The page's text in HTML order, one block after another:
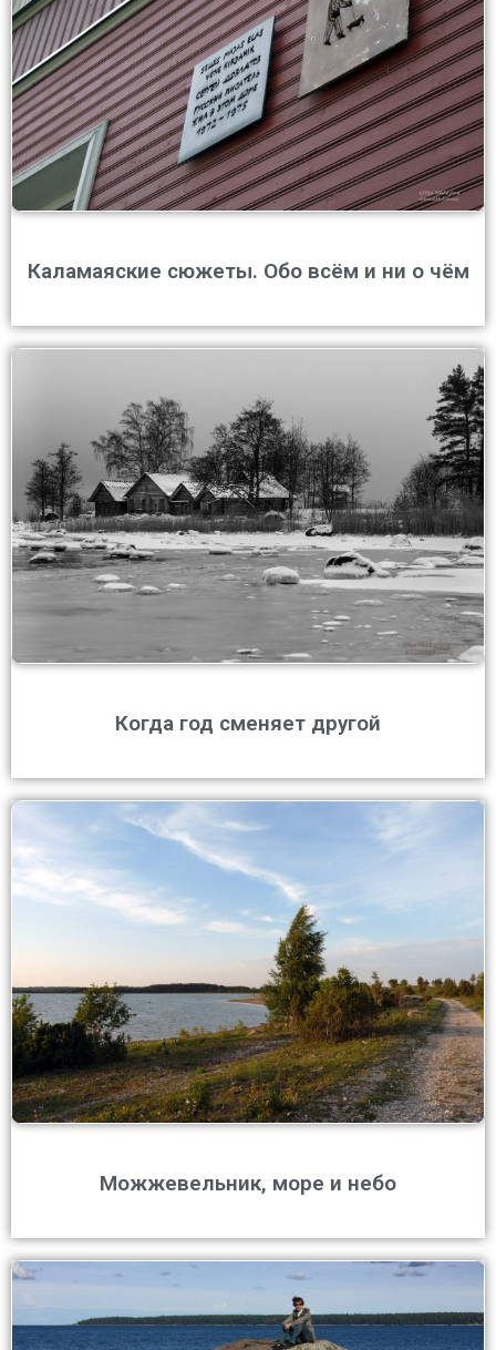
Каламаяские сюжеты. Обо всём и ни о чём
Когда год сменяет другой
Можжевельник, море и небо